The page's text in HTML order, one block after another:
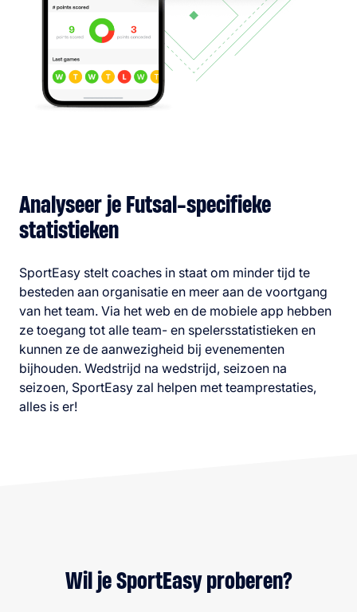
Analyseer je Futsal-specifieke
statistieken
SportEasy stelt coaches in staat om minder tijd te
besteden aan organisatie en meer aan de voortgang
van het team. Via het web en de mobiele app hebben
ze toegang tot alle team- en spelersstatistieken en
kunnen ze de aanwezigheid bij evenementen
bijhouden. Wedstrijd na wedstrijd, seizoen na
seizoen, SportEasy zal helpen met teamprestaties,
alles is er!
Wil je SportEasy proberen?